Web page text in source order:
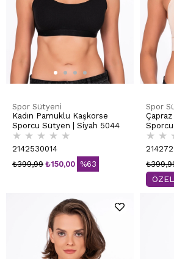
Spor Sütyeni
Kadın Pamuklu Kaşkorse
Sporcu Sütyen | Siyah 5044
★ ★ ★ ★ ★
2142530014
₺150,00
₺399,99 %63
Spor
★ ★